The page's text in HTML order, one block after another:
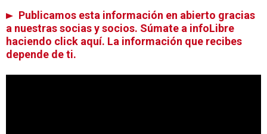
Publicamos esta información en abierto gracias
a nuestras socias y socios. Súmate a infoLibre
haciendo click aquí. La información que recibes
depende de ti.